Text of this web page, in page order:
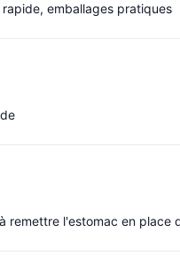
emballages pratiques
remettre l'estomac en place